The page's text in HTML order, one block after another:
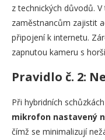
z technických důvodů.
zaměstnancům zajistit
připojení k internetu.
zapnutou kameru s
Pravidlo č. 2:
Při hybridních
mikrofon nastavený
čímž se minimalizují